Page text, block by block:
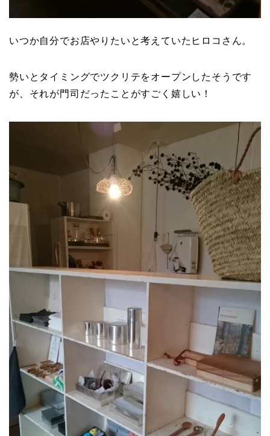
いつか自分でお店やりたいと考えていたヒロコさん。
勢いとタイミングでツクリテをオープンしたそうです
が、それが門司だったことがすごく嬉しい！